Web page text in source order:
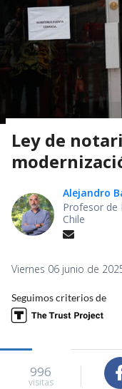
Ley de
Alejandro
Profesor de
Chile
Viernes 06 junio de
Seguimos criterios de
996
visitas